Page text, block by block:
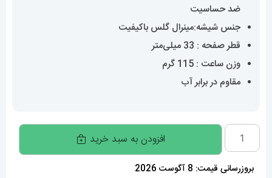
ضد حساسیت
جنس شیشه:مینرال گلس باکیفیت
قطر صفحه : 33 میلی‌متر
وزن ساعت : 115 گرم
مقاوم در برابر آب
ساعت
ورساچه
زنانه
افزودن به سبد خرید
بروزرسانی قیمت: 8 آگوست 2026